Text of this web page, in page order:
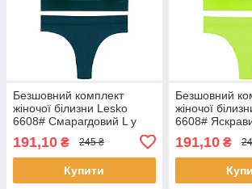
Безшовний комплект
жіночої білизни Lesko
6608# Смарагдовий L у
текстурі косичка труси та
топ 5 шт.
191,10 ₴ 245 ₴
Купити
Безшовний
жіночої
6608#
текстурі
топ 5 шт.
191,10₴